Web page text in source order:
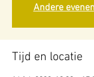
Andere
Tijd en locatie